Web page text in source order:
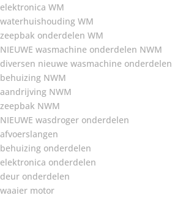
elektronica WM
waterhuishouding WM
zeepbak onderdelen WM
NIEUWE wasmachine onderdelen NWM
diversen nieuwe wasmachine onderdelen
behuizing NWM
aandrijving NWM
zeepbak NWM
NIEUWE wasdroger onderdelen
afvoerslangen
behuizing onderdelen
elektronica onderdelen
deur onderdelen
waaier motor